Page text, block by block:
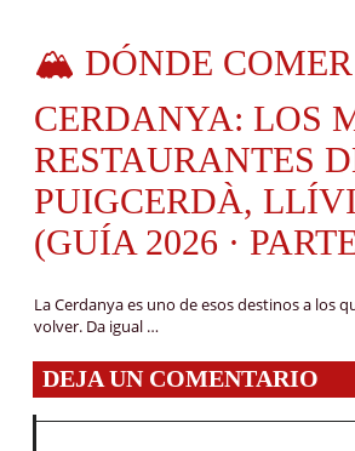
🏔️ DÓNDE
CERDANYA: LOS
RESTAURANTES
PUIGCERDÀ,
(GUÍA 2026 ·
La Cerdanya es uno de esos destinos a los
volver. Da igual …
DEJA UN COMENTARIO